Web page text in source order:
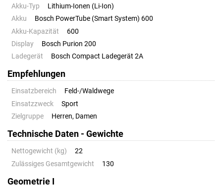
Akku-Typ
Lithium-Ionen (Li-Ion)
Akku
Bosch PowerTube (Smart System) 600
Akku-Kapazität
600
Display
Bosch Purion 200
Ladegerät
Bosch Compact Ladegerät 2A
Empfehlungen
Einsatzbereich
Feld-/Waldwege
Einsatzzweck
Sport
Zielgruppe
Herren, Damen
Technische Daten - Gewichte
Nettogewicht (kg)
22
Zulässiges Gesamtgewicht
130
Geometrie I